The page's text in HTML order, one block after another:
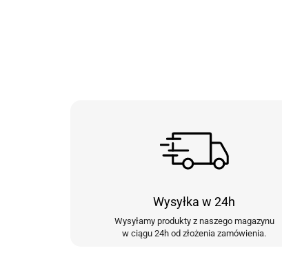
Wysyłka w 24h
Wysyłamy produkty z naszego magazynu
w ciągu 24h od złożenia zamówienia.